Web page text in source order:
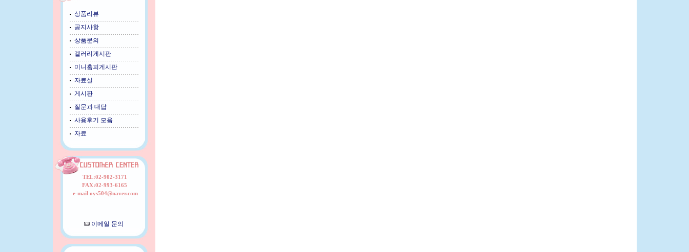
상품리뷰
공지사항
상품문의
겔러리게시판
미니홈피게시판
자료실
게시판
질문과 대답
사용후기 모음
자료
TEL:02-902-3171
FAX:02-993-6165
e-mail oys504@naver.com
이메일 문의